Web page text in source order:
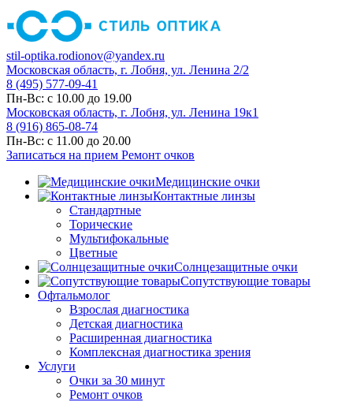
stil-optika.rodionov@yandex.ru
Московская область, г. Лобня, ул. Ленина 2/2
8 (495) 577-09-41
Пн-Вс: с 10.00 до 19.00
Московская область, г. Лобня, ул. Ленина 19к1
8 (916) 865-08-74
Пн-Вс: с 11.00 до 20.00
Записаться на прием Ремонт очков
Медицинские очки
Контактные линзы
Стандартные
Торические
Мультифокальные
Цветные
Солнцезащитные очки
Сопутствующие товары
Офтальмолог
Взрослая диагностика
Детская диагностика
Расширенная диагностика
Комплексная диагностика зрения
Услуги
Очки за 30 минут
Ремонт очков